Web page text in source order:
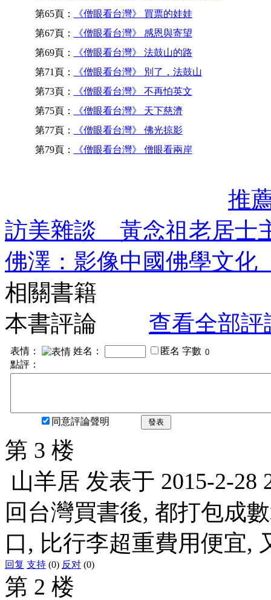
第65頁：
《僧眼看台灣》 買票的娃娃
第67頁：
《僧眼看台灣》 感恩與寄望
第69頁：
《僧眼看台灣》 法鼓山的路
第71頁：
《僧眼看台灣》 別了，法鼓山
第73頁：
《僧眼看台灣》 不再怕英文
第75頁：
《僧眼看台灣》 天下慈濟
第77頁：
《僧眼看台灣》 佛光掠影
第79頁：
《僧眼看台灣》 僧眼看兩岸
推
訪美雜談 黃念祖老居士
佛澤：影像中國佛學文
相關書籍
本書評論
查看全部評
表情： 姓名： 匿名 字數
點評：
同意評論聲明 發表
第 3 楼
山羊居 发表于 2015-2-28
回台灣買書後, 都打包成
口, 比行李超重費用便宜,
回复 支持 (0) 反对 (0)
第 2 楼